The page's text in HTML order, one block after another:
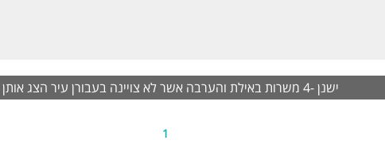
דרישות:
שירות צבאי מלא או שירות לאומי בכוחות הביטחון.
ישנן -4 משרות באילת והערבה אשר לא צויינה בעבורן עיר הצג אותן
1